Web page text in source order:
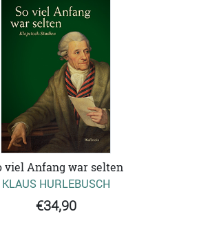
viel Anfang war selten
KLAUS HURLEBUSCH
€34,90